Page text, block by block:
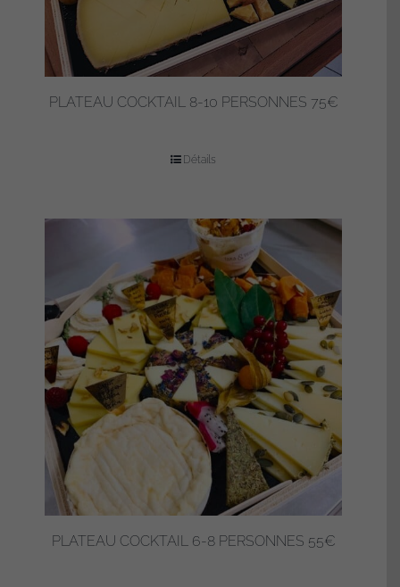
PLATEAU COCKTAIL 8-10 PERSONNES 75€
Détails
PLATEAU COCKTAIL 6-8 PERSONNES 55€